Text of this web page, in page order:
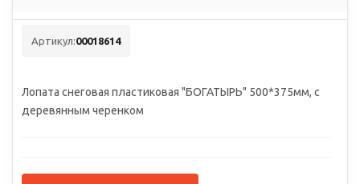
Артикул:00018614
Лопата снеговая пластиковая "БОГАТЫРЬ" 500*375мм, с
деревянным черенком